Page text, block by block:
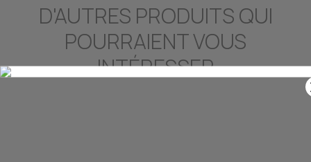
D'AUTRES PRODUITS QUI
POURRAIENT VOUS
INTÉRESSER